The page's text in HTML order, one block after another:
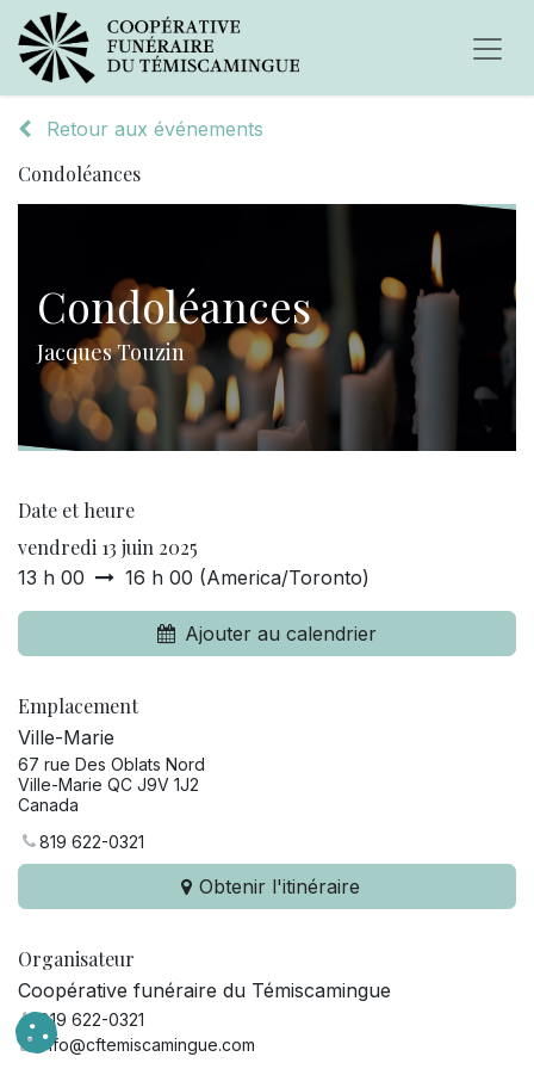
Retour aux événements
Condoléances
Condoléances
Jacques Touzin
Date et heure
vendredi 13 juin 2025
13 h 00 16 h 00 (America/Toronto)
Ajouter au calendrier
Emplacement
Ville-Marie
67 rue Des Oblats Nord
Ville-Marie QC J9V 1J2
Canada
819 622-0321
Obtenir l'itinéraire
Organisateur
Coopérative funéraire du Témiscamingue
819 622-0321
info@cftemiscamingue.com